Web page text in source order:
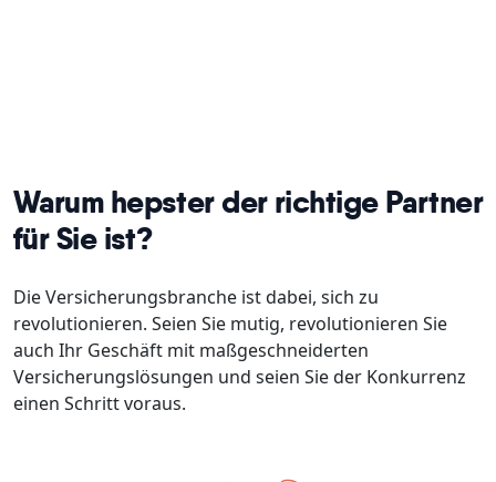
Warum hepster der richtige Partner
für Sie ist?
Die Versicherungsbranche ist dabei, sich zu
revolutionieren. Seien Sie mutig, revolutionieren Sie
auch Ihr Geschäft mit maßgeschneiderten
Versicherungslösungen und seien Sie der Konkurrenz
einen Schritt voraus.